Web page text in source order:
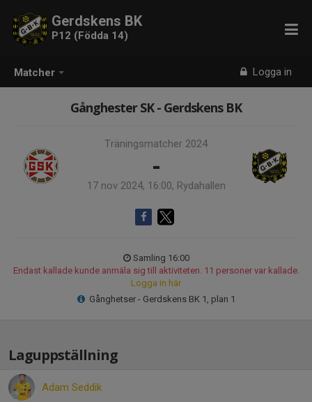
Matcher Logga in
Gerdskens BK
P12 (Födda 14)
Gånghester SK - Gerdskens BK
Träningsmatcher 2024
-
17 nov 2024, 16:00, Rydahallen
Samling 16:00
Endast kallade kunde anmäla sig till aktiviteten. 11 personer var kallade.
Logga in här
Gånghetser - Gerdskens BK 1, plan 1
Laguppställning
Adam Seddik